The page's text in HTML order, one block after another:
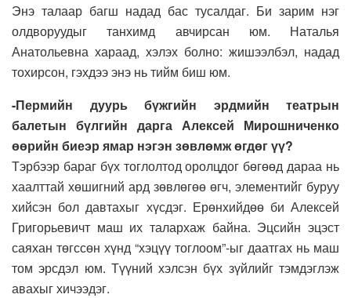
Энэ талаар багш надад бас тусалдаг. Би зарим нэг
олдворуудыг танхимд авчирсан юм. Наталья
Анатольевна хараад, хэлэх болно: жишээлбэл, надад
тохирсон, гэхдээ энэ нь тийм биш юм.
-Пермийн дуурь бүжгийн эрдмийн театрын
балетын бүлгийн дарга Алексей Мирошниченко
өөрийн биеэр ямар нэгэн зөвлөмж өгдөг үү?
Тэрбээр бараг бүх тоглолтод оролцдог бөгөөд дараа нь
хаалттай хөшигний ард зөвлөгөө өгч, элементийг буруу
хийсэн бол давтахыг хүсдэг. Ерөнхийдөө би Алексей
Григорьевичт маш их талархаж байна. Эцсийн эцэст
саяхан төгссөн хүнд “хэцүү тоглоом”-ыг даатгах нь маш
том эрсдэл юм. Түүний хэлсэн бүх зүйлийг тэмдэглэж
авахыг хичээдэг.